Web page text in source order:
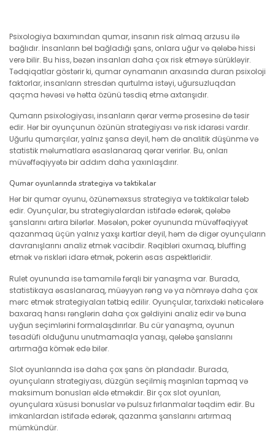
Psixologiya baxımından qumar, insanın risk almaq arzusu ilə
bağlıdır. İnsanların bel bağladığı şans, onlara uğur və qələbə hissi
verə bilir. Bu hiss, bəzən insanları daha çox risk etməyə sürükləyir.
Tədqiqatlar göstərir ki, qumar oynamanın arxasında duran psixoloji
faktorlar, insanların stresdən qurtulma istəyi, uğursuzluqdan
qaçma həvəsi və hətta özünü təsdiq etmə axtarışıdır.
Qumarın psixologiyası, insanların qərar vermə prosesinə də təsir
edir. Hər bir oyunçunun özünün strategiyası və risk idarəsi vardır.
Uğurlu qumarçılar, yalnız şansa deyil, həm də analitik düşünmə və
statistik məlumatlara əsaslanaraq qərar verirlər. Bu, onları
müvəffəqiyyətə bir addım daha yaxınlaşdırır.
Qumar oyunlarında strategiya və taktikalar
Hər bir qumar oyunu, özünəməxsus strategiya və taktikalar tələb
edir. Oyunçular, bu strategiyalardan istifadə edərək, qələbə
şanslarını artıra bilərlər. Məsələn, poker oyununda müvəffəqiyyət
qazanmaq üçün yalnız yaxşı kartlar deyil, həm də digər oyunçuların
davranışlarını analiz etmək vacibdir. Rəqibləri oxumaq, bluffing
etmək və riskləri idarə etmək, pokerin əsas aspektləridir.
Rulet oyununda isə tamamilə fərqli bir yanaşma var. Burada,
statistikaya əsaslanaraq, müəyyən rəng və ya nömrəyə daha çox
mərc etmək strategiyaları tətbiq edilir. Oyunçular, tarixdəki nəticələrə
baxaraq hansı rənglərin daha çox gəldiyini analiz edir və buna
uyğun seçimlərini formalaşdırırlar. Bu cür yanaşma, oyunun
təsadüfi olduğunu unutmamaqla yanaşı, qələbə şanslarını
artırmağa kömək edə bilər.
Slot oyunlarında isə daha çox şans ön plandadır. Burada,
oyunçuların strategiyası, düzgün seçilmiş maşınları tapmaq və
maksimum bonusları əldə etməkdir. Bir çox slot oyunları,
oyunçulara xüsusi bonuslar və pulsuz fırlanmalar təqdim edir. Bu
imkanlardan istifadə edərək, qazanma şanslarını artırmaq
mümkündür.